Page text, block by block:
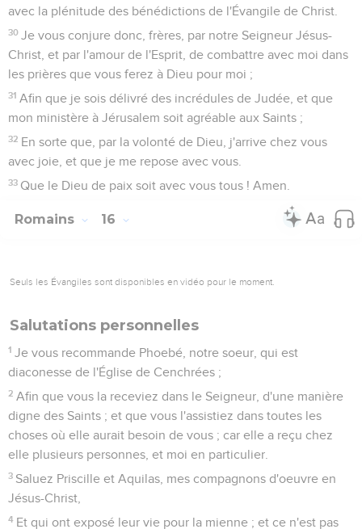
avec la plénitude des bénédictions de l'Évangile de Christ.
30 Je vous conjure donc, frères, par notre Seigneur Jésus-
Christ, et par l'amour de l'Esprit, de combattre avec moi dans
les prières que vous ferez à Dieu pour moi ;
31 Afin que je sois délivré des incrédules de Judée, et que
mon ministère à Jérusalem soit agréable aux Saints ;
32 En sorte que, par la volonté de Dieu, j'arrive chez vous
avec joie, et que je me repose avec vous.
33 Que le Dieu de paix soit avec vous tous ! Amen.
Romains 16
Seuls les Évangiles sont disponibles en vidéo pour le moment.
Salutations personnelles
1 Je vous recommande Phoebé, notre soeur, qui est
diaconesse de l'Église de Cenchrées ;
2 Afin que vous la receviez dans le Seigneur, d'une manière
digne des Saints ; et que vous l'assistiez dans toutes les
choses où elle aurait besoin de vous ; car elle a reçu chez
elle plusieurs personnes, et moi en particulier.
3 Saluez Priscille et Aquilas, mes compagnons d'oeuvre en
Jésus-Christ,
4 Et qui ont exposé leur vie pour la mienne ; et ce n'est pas